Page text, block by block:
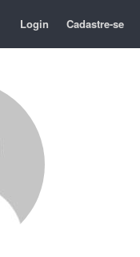
Login Cadastre-se